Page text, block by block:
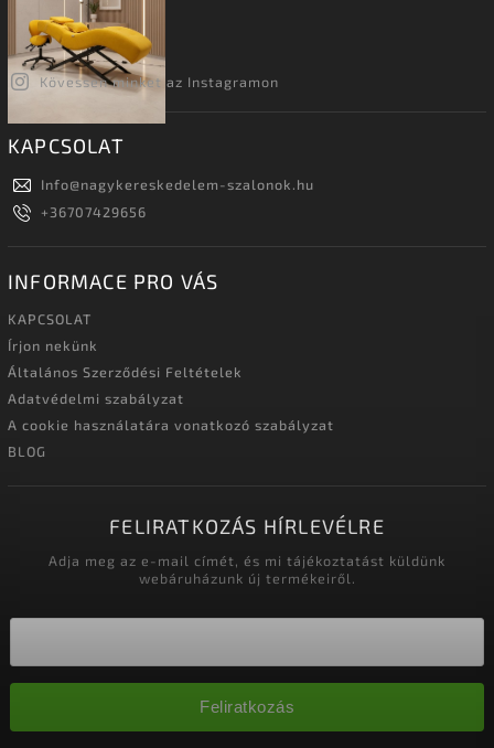
Kövessen minket az Instagramon
KAPCSOLAT
Info@nagykereskedelem-szalonok.hu
+36707429656
INFORMACE PRO VÁS
KAPCSOLAT
Írjon nekünk
Általános Szerződési Feltételek
Adatvédelmi szabályzat
A cookie használatára vonatkozó szabályzat
BLOG
FELIRATKOZÁS HÍRLEVÉLRE
Adja meg az e-mail címét, és mi tájékoztatást küldünk
webáruházunk új termékeiről.
Feliratkozás